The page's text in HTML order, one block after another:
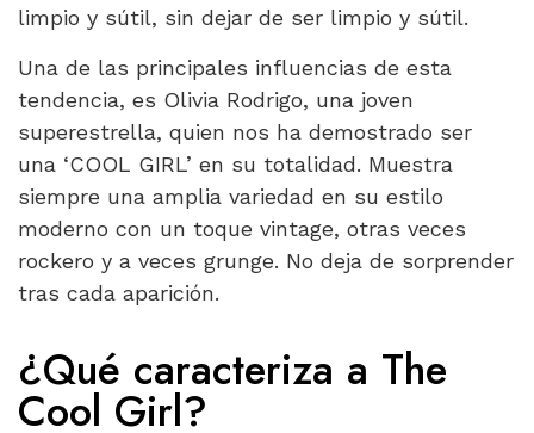
limpio y sútil, sin dejar de ser limpio y sútil.
Una de las principales influencias de esta
tendencia, es Olivia Rodrigo, una joven
superestrella, quien nos ha demostrado ser
una ‘COOL GIRL’ en su totalidad. Muestra
siempre una amplia variedad en su estilo
moderno con un toque vintage, otras veces
rockero y a veces grunge. No deja de sorprender
tras cada aparición.
¿Qué caracteriza a The
Cool Girl?